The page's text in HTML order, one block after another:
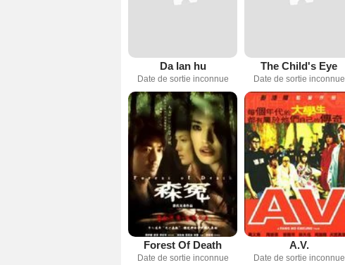
Da lan hu
Date de sortie inconnue
The Child's Eye
Date de sortie inconnue
Forest Of Death
Date de sortie inconnue
A.V.
Date de sortie inconnue